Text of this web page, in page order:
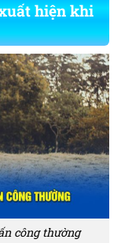
hiện khi
công thường